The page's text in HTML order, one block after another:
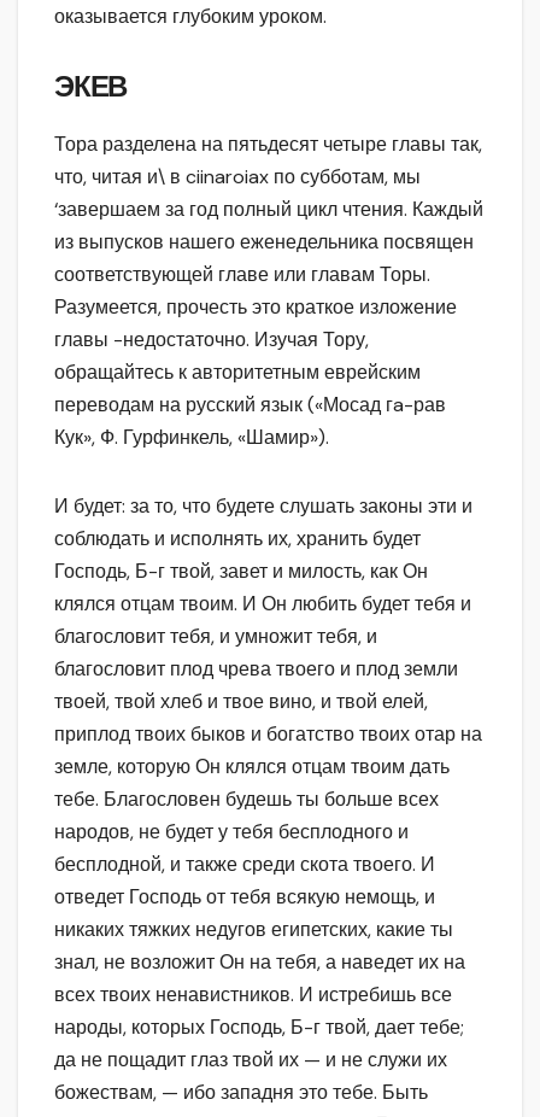
оказывается глубоким уроком.
ЭКЕВ
Тора разделена на пятьдесят четыре главы так,
что, читая и\ в ciinaroiax по субботам, мы
‘завершаем за год полный цикл чтения. Каждый
из выпусков нашего еженедельника посвящен
соответствующей главе или главам Торы.
Разумеется, прочесть это краткое изложение
главы -недостаточно. Изучая Тору,
обращайтесь к авторитетным еврейским
переводам на русский язык («Мосад гa-рав
Кук», Ф. Гурфинкель, «Шамир»).
И будет: за то, что будете слушать законы эти и
соблюдать и исполнять их, хранить будет
Господь, Б-г твой, завет и милость, как Он
клялся отцам твоим. И Он любить будет тебя и
благословит тебя, и умножит тебя, и
благословит плод чрева твоего и плод земли
твоей, твой хлеб и твое вино, и твой елей,
приплод твоих быков и богатство твоих отар на
земле, которую Он клялся отцам твоим дать
тебе. Благословен будешь ты больше всех
народов, не будет у тебя бесплодного и
бесплодной, и также среди скота твоего. И
отведет Господь от тебя всякую немощь, и
никаких тяжких недугов египетских, какие ты
знал, не возложит Он на тебя, а наведет их на
всех твоих ненавистников. И истребишь все
народы, которых Господь, Б-г твой, дает тебе;
да не пощадит глаз твой их — и не служи их
божествам, — ибо западня это тебе. Быть